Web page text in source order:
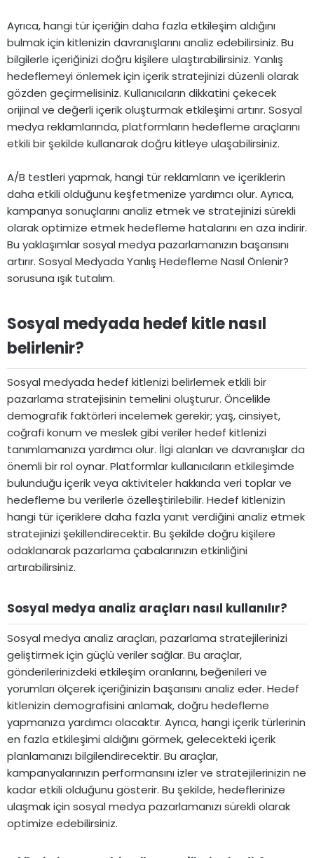
Ayrıca, hangi tür içeriğin daha fazla etkileşim aldığını
bulmak için kitlenizin davranışlarını analiz edebilirsiniz. Bu
bilgilerle içeriğinizi doğru kişilere ulaştırabilirsiniz. Yanlış
hedeflemeyi önlemek için içerik stratejinizi düzenli olarak
gözden geçirmelisiniz. Kullanıcıların dikkatini çekecek
orijinal ve değerli içerik oluşturmak etkileşimi artırır. Sosyal
medya reklamlarında, platformların hedefleme araçlarını
etkili bir şekilde kullanarak doğru kitleye ulaşabilirsiniz.
A/B testleri yapmak, hangi tür reklamların ve içeriklerin
daha etkili olduğunu keşfetmenize yardımcı olur. Ayrıca,
kampanya sonuçlarını analiz etmek ve stratejinizi sürekli
olarak optimize etmek hedefleme hatalarını en aza indirir.
Bu yaklaşımlar sosyal medya pazarlamanızın başarısını
artırır. Sosyal Medyada Yanlış Hedefleme Nasıl Önlenir?
sorusuna ışık tutalım.
Sosyal medyada hedef kitle nasıl
belirlenir?​
Sosyal medyada hedef kitlenizi belirlemek etkili bir
pazarlama stratejisinin temelini oluşturur. Öncelikle
demografik faktörleri incelemek gerekir; yaş, cinsiyet,
coğrafi konum ve meslek gibi veriler hedef kitlenizi
tanımlamanıza yardımcı olur. İlgi alanları ve davranışlar da
önemli bir rol oynar. Platformlar kullanıcıların etkileşimde
bulunduğu içerik veya aktiviteler hakkında veri toplar ve
hedefleme bu verilerle özelleştirilebilir. Hedef kitlenizin
hangi tür içeriklere daha fazla yanıt verdiğini analiz etmek
stratejinizi şekillendirecektir. Bu şekilde doğru kişilere
odaklanarak pazarlama çabalarınızın etkinliğini
artırabilirsiniz.
Sosyal medya analiz araçları nasıl kullanılır?​
Sosyal medya analiz araçları, pazarlama stratejilerinizi
geliştirmek için güçlü veriler sağlar. Bu araçlar,
gönderilerinizdeki etkileşim oranlarını, beğenileri ve
yorumları ölçerek içeriğinizin başarısını analiz eder. Hedef
kitlenizin demografisini anlamak, doğru hedefleme
yapmanıza yardımcı olacaktır. Ayrıca, hangi içerik türlerinin
en fazla etkileşimi aldığını görmek, gelecekteki içerik
planlamanızı bilgilendirecektir. Bu araçlar,
kampanyalarınızın performansını izler ve stratejilerinizin ne
kadar etkili olduğunu gösterir. Bu şekilde, hedeflerinize
ulaşmak için sosyal medya pazarlamanızı sürekli olarak
optimize edebilirsiniz.